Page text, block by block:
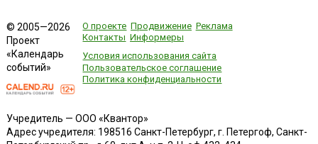
© 2005—2026
Проект
«Календарь
событий»
О проекте Продвижение Реклама
Контакты Информеры
Условия использования сайта
Пользовательское соглашение
Политика конфиденциальности
Учредитель — ООО «Квантор»
Адрес учредителя: 198516 Санкт-Петербург, г. Петергоф, Санкт-